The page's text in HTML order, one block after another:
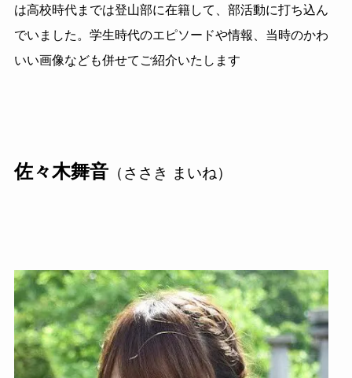
は高校時代までは登山部に在籍して、部活動に打ち込ん
でいました。学生時代のエピソードや情報、当時のかわ
いい画像なども併せてご紹介いたします
佐々木舞音（ささき まいね）